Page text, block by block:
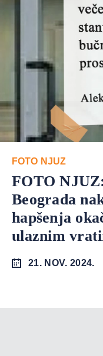
FOTO NJUZ
FOTO
Beograda
hapšenja
ulaznim
21. NOV. 2024.